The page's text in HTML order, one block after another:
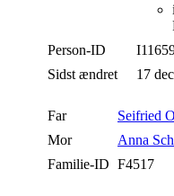
Person-ID
Sidst ændret
17
Far
Seifried
Mor
Anna
Familie-ID F4517